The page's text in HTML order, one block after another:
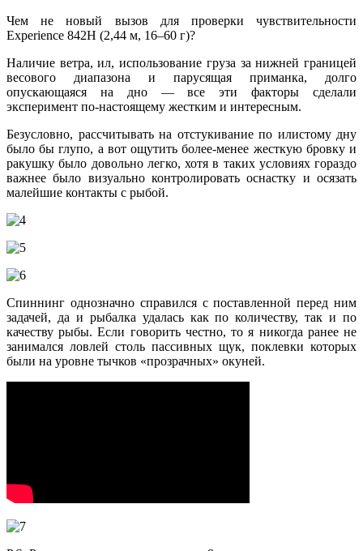
Чем не новый вызов для проверки чувствительности
Experience 842H (2,44 м, 16–60 г)?
Наличие ветра, ил, использование груза за нижней границей
весового диапазона и парусящая приманка, долго
опускающаяся на дно — все эти факторы сделали
эксперимент по-настоящему жестким и интересным.
Безусловно, рассчитывать на отстукивание по илистому дну
было бы глупо, а вот ощутить более-менее жесткую бровку и
ракушку было довольно легко, хотя в таких условиях гораздо
важнее было визуально контролировать оснастку и осязать
малейшие контакты с рыбой.
Спиннинг однозначно справился с поставленной перед ним
задачей, да и рыбалка удалась как по количеству, так и по
качеству рыбы. Если говорить честно, то я никогда ранее не
занимался ловлей столь пассивных щук, поклевки которых
были на уровне тычков «прозрачных» окуней.